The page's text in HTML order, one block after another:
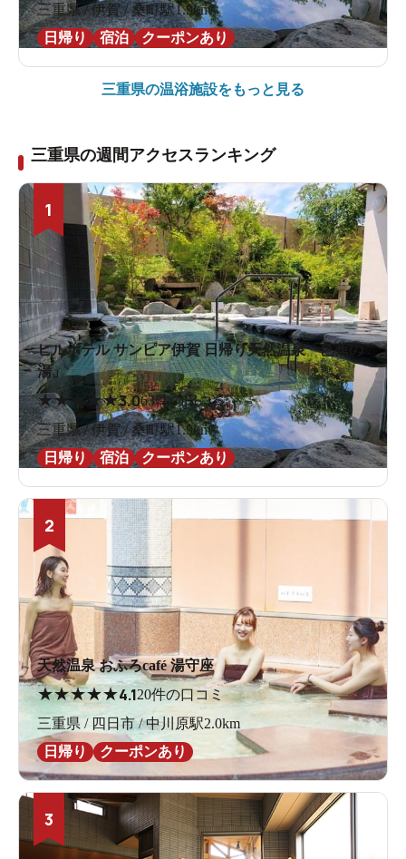
三重県 / 伊賀 / 桑町駅1.9km
日帰り
宿泊 クーポンあり
三重県の温浴施設をもっと見る
三重県の週間アクセスランキング
1
ヒルホテル サンピア伊賀 日帰り天然温泉「芭蕉の
湯」
★★★ ★★3.063件の口コミ
三重県 / 伊賀 / 桑町駅1.9km
日帰り
宿泊 クーポンあり
2
天然温泉 おふろcafé 湯守座
★★★★★4.120件の口コミ
三重県 / 四日市 / 中川原駅2.0km
日帰り
クーポンあり
3